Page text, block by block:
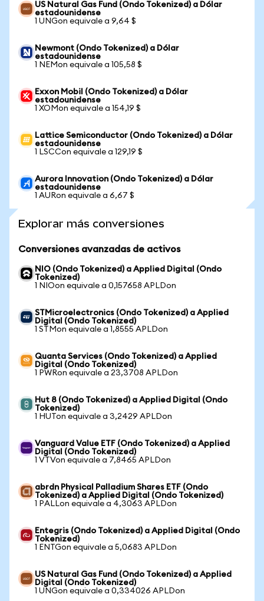
US Natural Gas Fund (Ondo Tokenized) a Dólar
estadounidense
1 UNGon equivale a 9,64 $
Newmont (Ondo Tokenized) a Dólar
estadounidense
1 NEMon equivale a 105,58 $
Exxon Mobil (Ondo Tokenized) a Dólar
estadounidense
1 XOMon equivale a 154,19 $
Lattice Semiconductor (Ondo Tokenized) a Dólar
estadounidense
1 LSCCon equivale a 129,19 $
Aurora Innovation (Ondo Tokenized) a Dólar
estadounidense
1 AURon equivale a 6,67 $
Explorar más conversiones
Conversiones avanzadas de activos
NIO (Ondo Tokenized) a Applied Digital (Ondo
Tokenized)
1 NIOon equivale a 0,157658 APLDon
STMicroelectronics (Ondo Tokenized) a Applied
Digital (Ondo Tokenized)
1 STMon equivale a 1,8555 APLDon
Quanta Services (Ondo Tokenized) a Applied
Digital (Ondo Tokenized)
1 PWRon equivale a 23,3708 APLDon
Hut 8 (Ondo Tokenized) a Applied Digital (Ondo
Tokenized)
1 HUTon equivale a 3,2429 APLDon
Vanguard Value ETF (Ondo Tokenized) a Applied
Digital (Ondo Tokenized)
1 VTVon equivale a 7,8465 APLDon
abrdn Physical Palladium Shares ETF (Ondo
Tokenized) a Applied Digital (Ondo Tokenized)
1 PALLon equivale a 4,3063 APLDon
Entegris (Ondo Tokenized) a Applied Digital (Ondo
Tokenized)
1 ENTGon equivale a 5,0683 APLDon
US Natural Gas Fund (Ondo Tokenized) a Applied
Digital (Ondo Tokenized)
1 UNGon equivale a 0,334026 APLDon